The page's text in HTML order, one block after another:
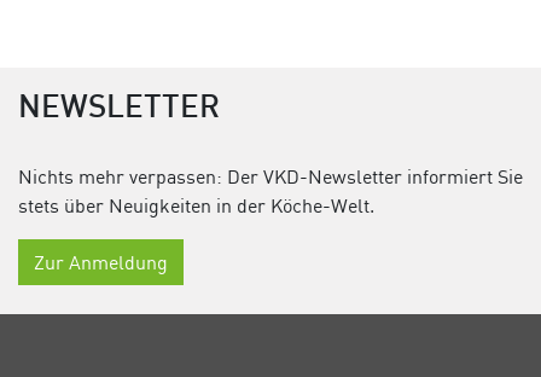
NEWSLETTER
Nichts mehr verpassen: Der VKD-Newsletter informiert Sie
stets über Neuigkeiten in der Köche-Welt.
Zur Anmeldung